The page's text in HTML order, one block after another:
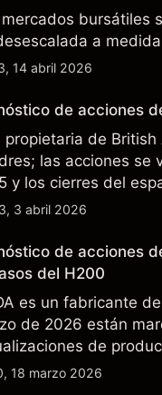
bursátiles
a
14 abril 2026
de acciones
propietaria de
las acciones se
y los cierres del
El rendimiento
3 abril 2026
de acciones
del H200
es un fabricante
de 2026 están
de
del H200 a
18 marzo 2026